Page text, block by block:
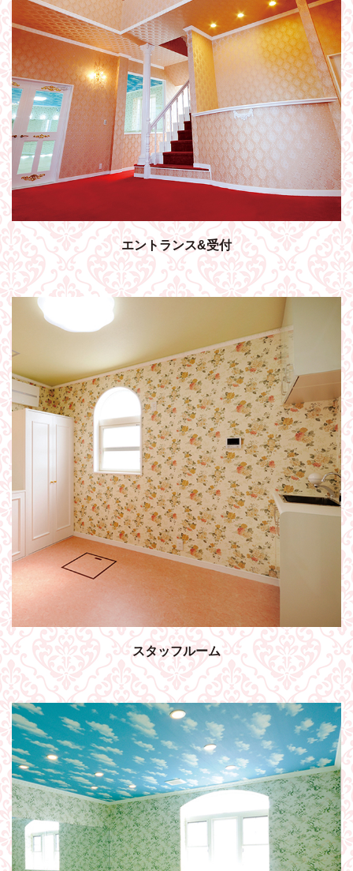
エントランス&受付
スタッフルーム